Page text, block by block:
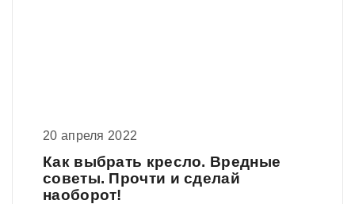
20 апреля 2022
Как выбрать кресло. Вредные
советы. Прочти и сделай
наоборот!